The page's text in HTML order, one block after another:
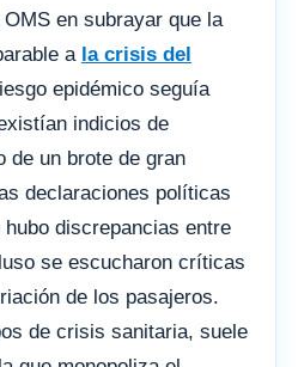
en subrayar que la
a la crisis del
epidémico seguía
indicios de
de un brote de gran
declaraciones políticas
discrepancias entre
se escucharon críticas
de los pasajeros.
de crisis sanitaria, suele